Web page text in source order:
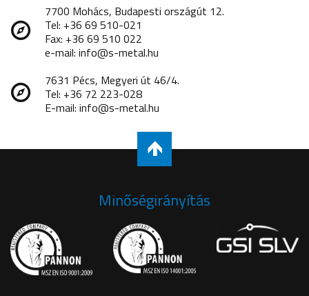
7700 Mohács, Budapesti országút 12.
Tel: +36 69 510-021
Fax: +36 69 510 022
e-mail: info@s-metal.hu
7631 Pécs, Megyeri út 46/4.
Tel: +36 72 223-028
E-mail: info@s-metal.hu
Minőségirányítás